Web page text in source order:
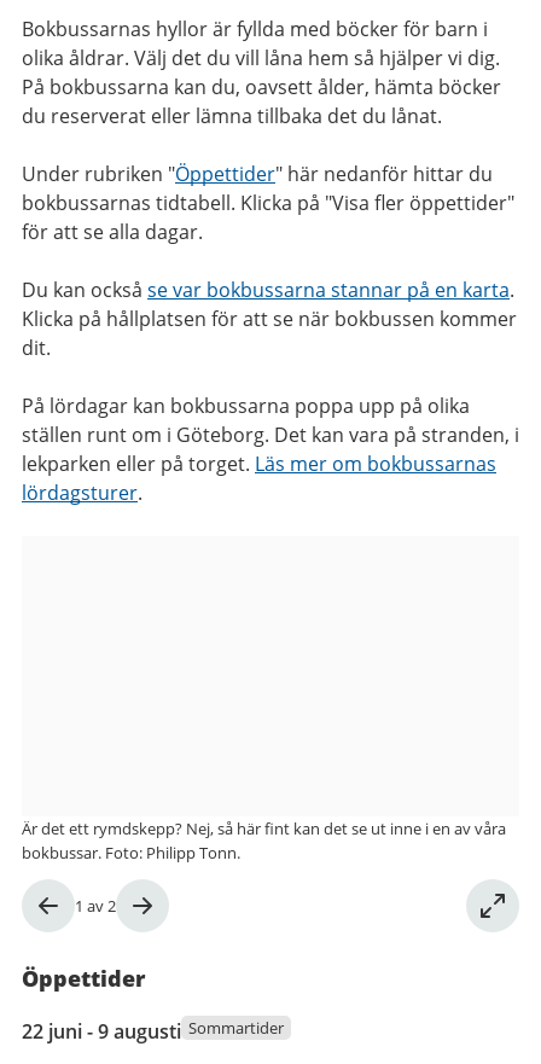
Bokbussarnas hyllor är fyllda med böcker för barn i
olika åldrar. Välj det du vill låna hem så hjälper vi dig.
På bokbussarna kan du, oavsett ålder, hämta böcker
du reserverat eller lämna tillbaka det du lånat.
Under rubriken "Öppettider" här nedanför hittar du
bokbussarnas tidtabell. Klicka på "Visa fler öppettider"
för att se alla dagar.
Du kan också se var bokbussarna stannar på en karta.
Klicka på hållplatsen för att se när bokbussen kommer
dit.
På lördagar kan bokbussarna poppa upp på olika
ställen runt om i Göteborg. Det kan vara på stranden, i
lekparken eller på torget. Läs mer om bokbussarnas
lördagsturer.
Bild
2
1 av 2
Är det ett rymdskepp? Nej, så här fint kan det se ut inne i en av våra
bokbussar. Foto: Philipp Tonn.
Öppettider
22
juni
22 juni - 9 augusti Sommartider